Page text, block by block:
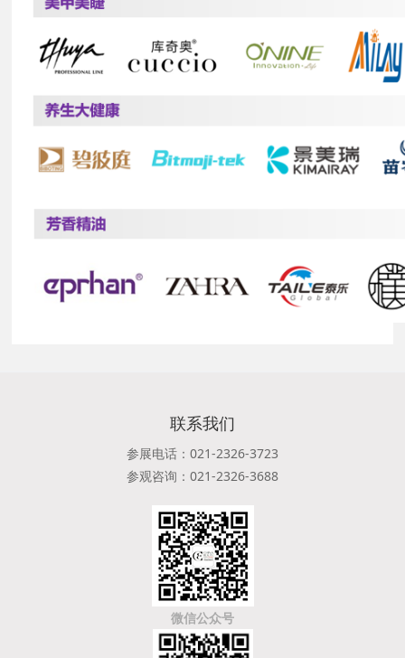
联系我们
参展电话：021-2326-3723
参观咨询：021-2326-3688
微信公众号